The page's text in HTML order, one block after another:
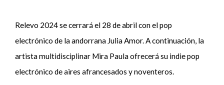
Relevo 2024 se cerrará el 28 de abril con el pop
electrónico de la andorrana Julia Amor. A continuación, la
artista multidisciplinar Mira Paula ofrecerá su indie pop
electrónico de aires afrancesados y noventeros.